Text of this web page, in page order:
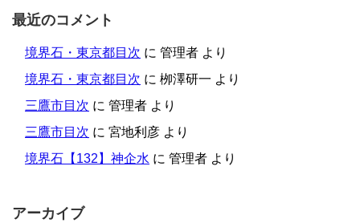
最近のコメント
境界石・東京都目次 に 管理者 より
境界石・東京都目次 に 栁澤研一 より
三鷹市目次 に 管理者 より
三鷹市目次 に 宮地利彦 より
境界石【132】神企水 に 管理者 より
アーカイブ